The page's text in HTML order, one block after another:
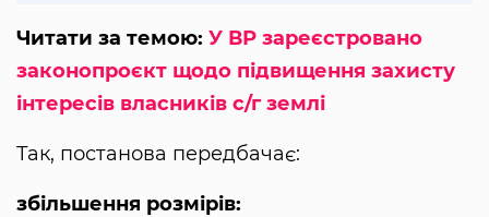
Читати за темою: У ВР зареєстровано
законопроєкт щодо підвищення захисту
інтересів власників с/г землі
Так, постанова передбачає:
збільшення розмірів: